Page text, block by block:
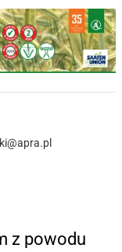
z powodu